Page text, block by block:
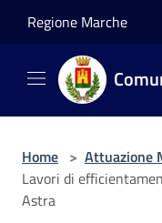
Regione Marche
Home > Attuazione
Lavori di
Astra